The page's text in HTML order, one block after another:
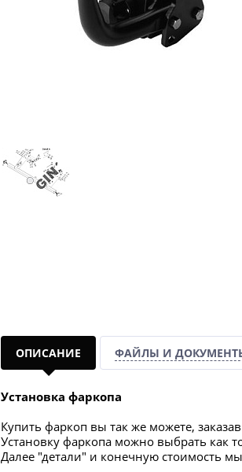
ОПИСАНИЕ ФАЙЛЫ И
Установка фаркопа
Купить фаркоп вы так же можете,
Установку фаркопа можно выбрать как
Далее "детали" и конечную стоимость